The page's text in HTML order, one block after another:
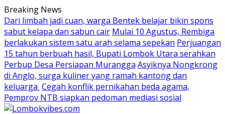
Skip
to
content
Breaking News
Dari limbah jadi cuan, warga Bentek belajar bikin spons
sabut kelapa dan sabun cair Mulai 10 Agustus, Rembiga
berlakukan sistem satu arah selama sepekan Perjuangan
15 tahun berbuah hasil, Bupati Lombok Utara serahkan
Perbup Desa Persiapan Murangga Asyiknya Nongkrong
di Anglo, surga kuliner yang ramah kantong dan
keluarga Cegah konflik pernikahan beda agama,
Pemprov NTB siapkan pedoman mediasi sosial